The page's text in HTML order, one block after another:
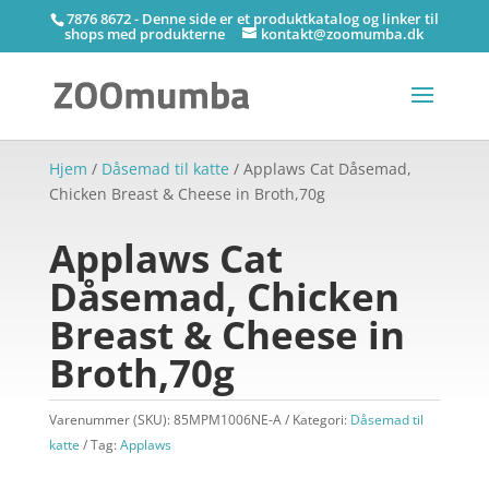
7876 8672 - Denne side er et produktkatalog og linker til
shops med produkterne kontakt@zoomumba.dk
Hjem / Dåsemad til katte / Applaws Cat Dåsemad,
Chicken Breast & Cheese in Broth,70g
Applaws Cat
Dåsemad, Chicken
Breast & Cheese in
Broth,70g
Varenummer (SKU):85MPM1006NE-A Kategori: Dåsemad til
katte
Tag:Applaws